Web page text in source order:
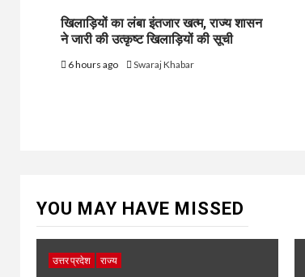
खिलाड़ियों का लंबा इंतजार खत्म, राज्य शासन
ने जारी की उत्कृष्ट खिलाड़ियों की सूची
6 hours ago Swaraj Khabar
YOU MAY HAVE MISSED
उत्तर प्रदेश राज्य